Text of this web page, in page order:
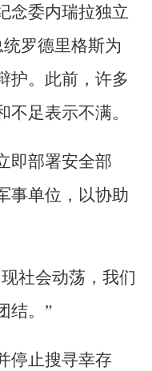
念委内瑞拉独立
罗德里格斯为
护。此前，许多
不足表示不满。
即部署安全部
事单位，以协助
社会动荡，我们
结。”
停止搜寻幸存